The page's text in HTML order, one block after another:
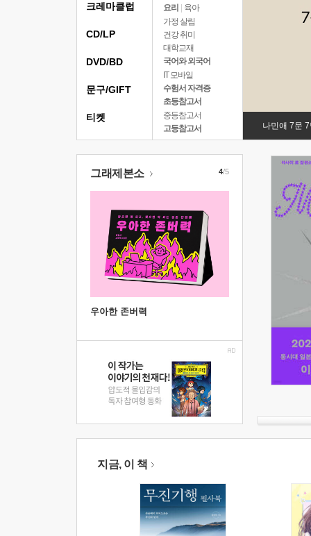
요리
육아
가정 살림
건강 취미
대학교재
국어와 외국어
IT 모바일
수험서 자격증
초등참고서
중등참고서
고등참고서
나민애 7문
크레마클럽
CD/LP
DVD/BD
문구/GIFT
티켓
그래제본소
우아한 존버력
4/5
지금, 이 책